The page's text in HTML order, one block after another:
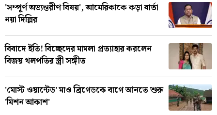
'সম্পূর্ণ অভ্যন্তরীণ বিষয়', আমেরিকাকে কড়া বার্তা
নয়া দিল্লির
বিবাদে ইতি! বিচ্ছেদের মামলা প্রত্যাহার করলেন
বিজয় থলপতির স্ত্রী সঙ্গীত
'মোস্ট ওয়ান্টেড' মাও ব্রিগেডকে বাগে আনতে শুরু
'মিশন আকাশ'